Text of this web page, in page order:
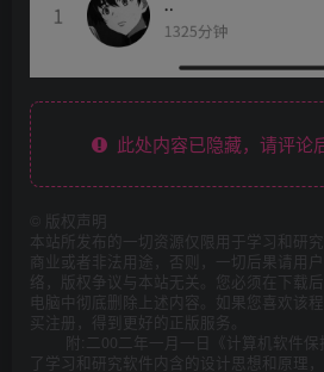
此处内容已隐藏，请评论
版权声明
本站所发布的一切资源仅限用于学习和研
商业或者非法用途，否则，一切后果请用
络，版权争议与本站无关。您必须在下载
电脑中彻底删除上述内容。如果您喜欢该
买注册，得到更好的正版服务。
附:二00二年一月一日《计算机软件
了学习和研究软件内含的设计思想和原理